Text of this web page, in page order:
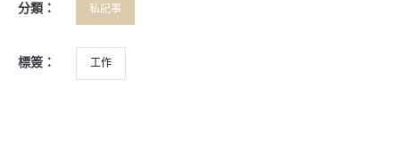
分類： 私記事
標簽： 工作